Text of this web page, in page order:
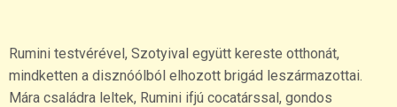
Rumini testvérével, Szotyival együtt kereste otthonát,
mindketten a disznóólból elhozott brigád leszármazottai.
Mára családra leltek, Rumini ifjú cocatárssal, gondos